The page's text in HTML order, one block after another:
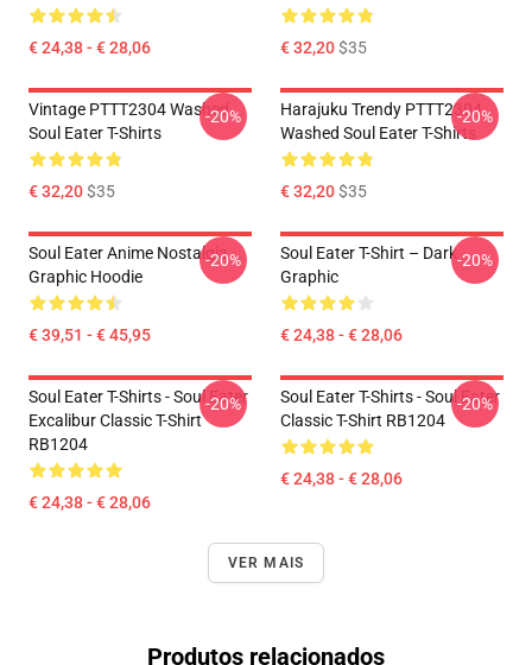
€ 24,38 - € 28,06 € 32,20$35
Vintage PTTT2304 Washed
Soul Eater T-Shirts
€ 32,20$35
-20%
Harajuku Trendy PTTT2304
Washed Soul Eater T-Shirts
€ 32,20$35
-20%
Soul Eater Anime Nostalgia
Graphic Hoodie
€ 39,51 - € 45,95
-20%
Soul Eater T-Shirt – Dark
Graphic
€ 24,38 - € 28,06
-20%
Soul Eater T-Shirts - Soul Eater
Excalibur Classic T-Shirt
RB1204
€ 24,38 - € 28,06
-20%
Soul Eater T-Shirts - Soul Eater
Classic T-Shirt RB1204
€ 24,38 - € 28,06
-20%
VER MAIS
Produtos relacionados